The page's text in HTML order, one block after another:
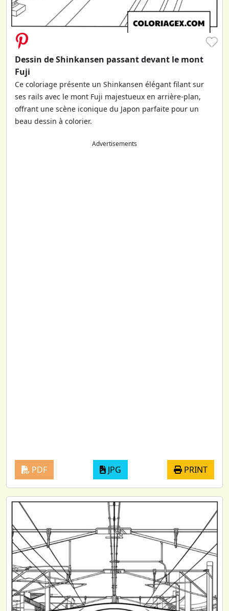
♥
Dessin de Shinkansen passant devant le mont
Fuji
Ce coloriage présente un Shinkansen élégant filant sur
ses rails avec le mont Fuji majestueux en arrière-plan,
offrant une scène iconique du Japon parfaite pour un
beau dessin à colorier.
Advertisements
PDF JPG PRINT